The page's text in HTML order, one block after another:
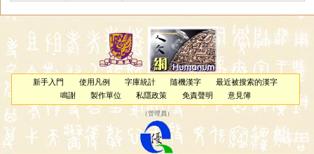
新手入門 使用凡例 字庫統計 隨機漢字
最近被搜索的漢字
鳴謝
製作單位 私隱政策 免責聲明 意見簿
（管理員 ）